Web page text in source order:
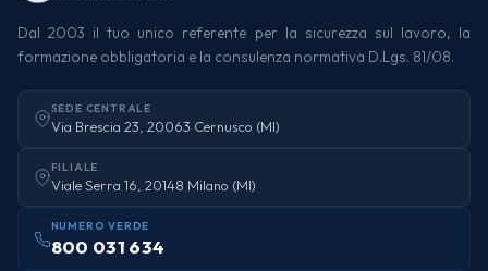
Dal 2003 il tuo unico referente per la sicurezza sul lavoro, la
formazione obbligatoria e la consulenza normativa D.Lgs. 81/08.
SEDE CENTRALE
Via Brescia 23, 20063 Cernusco (MI)
FILIALE
Viale Serra 16, 20148 Milano (MI)
NUMERO VERDE
800 031 634